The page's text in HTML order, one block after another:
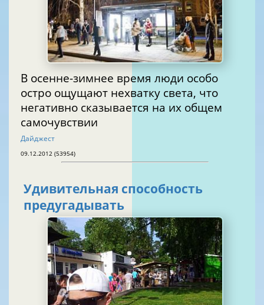
В осенне-зимнее время люди особо
остро ощущают нехватку света, что
негативно сказывается на их общем
самочувствии
Дайджест
09.12.2012 (53954)
Удивительная способность
предугадывать